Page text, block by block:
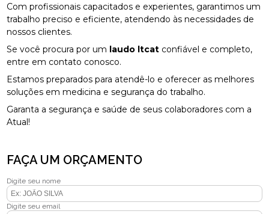
Com profissionais capacitados e experientes, garantimos um
trabalho preciso e eficiente, atendendo às necessidades de
nossos clientes.
Se você procura por um laudo ltcat confiável e completo,
entre em contato conosco.
Estamos preparados para atendê-lo e oferecer as melhores
soluções em medicina e segurança do trabalho.
Garanta a segurança e saúde de seus colaboradores com a
Atual!
FAÇA UM ORÇAMENTO
Digite seu nome
Digite seu email